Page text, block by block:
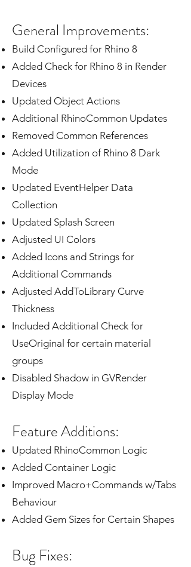
General Improvements:
Build Configured for Rhino 8
Added Check for Rhino 8 in Render
Devices
Updated Object Actions
Additional RhinoCommon Updates
Removed Common References
Added Utilization of Rhino 8 Dark
Mode
Updated EventHelper Data
Collection
Updated Splash Screen
Adjusted UI Colors
Added Icons and Strings for
Additional Commands
Adjusted AddToLibrary Curve
Thickness
Included Additional Check for
UseOriginal for certain material
groups
Disabled Shadow in GVRender
Display Mode
Feature Additions:
Updated RhinoCommon Logic
Added Container Logic
Improved Macro+Commands w/Tabs
Behaviour
Added Gem Sizes for Certain Shapes
Bug Fixes: